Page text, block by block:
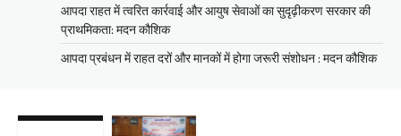
आपदा राहत में त्वरित कार्रवाई और आयुष सेवाओं का सुदृढ़ीकरण सरकार की
प्राथमिकता: मदन कौशिक
आपदा प्रबंधन में राहत दरों और मानकों में होगा जरूरी संशोधन : मदन कौशिक